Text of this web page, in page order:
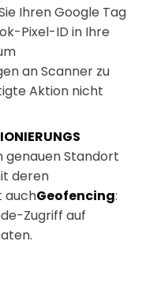
Ihren Google Tag
Pixel-ID in Ihre
an Scanner zu
Aktion nicht
genauen Standort
deren
auchGeofencing:
Zugriff auf